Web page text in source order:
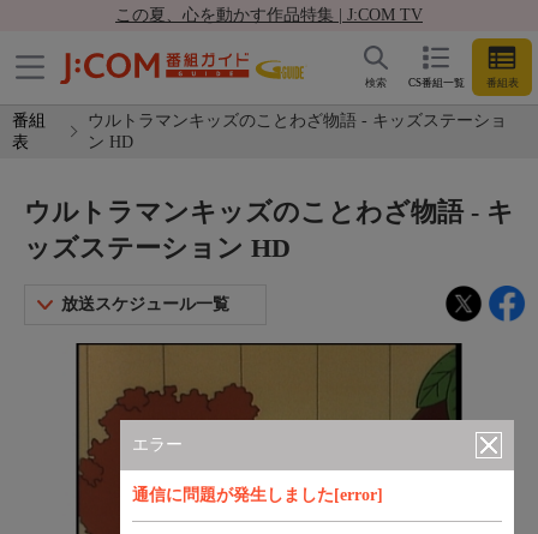
この夏、心を動かす作品特集 | J:COM TV
CS番組一覧 番組表
検索
番組
表
ウルトラマンキッズのことわざ物語 - キッズステーショ
ン HD
エラー
通信に問題が発生しました[error]
ウルトラマンキッズのことわざ物語 - キ
ッズステーション HD
放送スケジュール一覧